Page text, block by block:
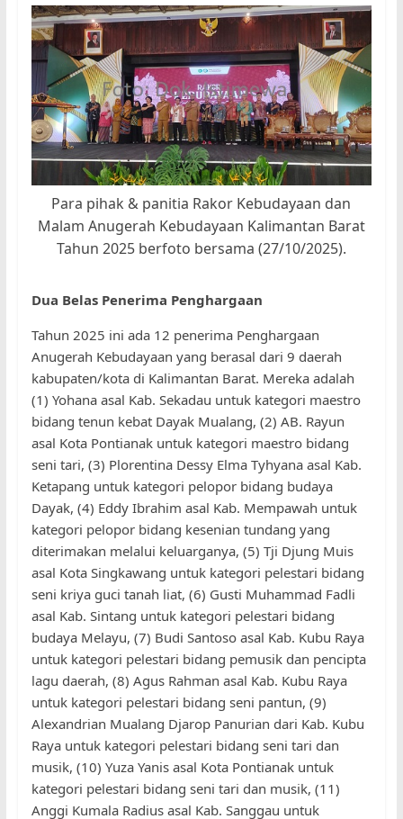
Para pihak & panitia Rakor Kebudayaan dan
Malam Anugerah Kebudayaan Kalimantan Barat
Tahun 2025 berfoto bersama (27/10/2025).
Dua Belas Penerima Penghargaan
Tahun 2025 ini ada 12 penerima Penghargaan
Anugerah Kebudayaan yang berasal dari 9 daerah
kabupaten/kota di Kalimantan Barat. Mereka adalah
(1) Yohana asal Kab. Sekadau untuk kategori maestro
bidang tenun kebat Dayak Mualang, (2) AB. Rayun
asal Kota Pontianak untuk kategori maestro bidang
seni tari, (3) Plorentina Dessy Elma Tyhyana asal Kab.
Ketapang untuk kategori pelopor bidang budaya
Dayak, (4) Eddy Ibrahim asal Kab. Mempawah untuk
kategori pelopor bidang kesenian tundang yang
diterimakan melalui keluarganya, (5) Tji Djung Muis
asal Kota Singkawang untuk kategori pelestari bidang
seni kriya guci tanah liat, (6) Gusti Muhammad Fadli
asal Kab. Sintang untuk kategori pelestari bidang
budaya Melayu, (7) Budi Santoso asal Kab. Kubu Raya
untuk kategori pelestari bidang pemusik dan pencipta
lagu daerah, (8) Agus Rahman asal Kab. Kubu Raya
untuk kategori pelestari bidang seni pantun, (9)
Alexandrian Mualang Djarop Panurian dari Kab. Kubu
Raya untuk kategori pelestari bidang seni tari dan
musik, (10) Yuza Yanis asal Kota Pontianak untuk
kategori pelestari bidang seni tari dan musik, (11)
Anggi Kumala Radius asal Kab. Sanggau untuk